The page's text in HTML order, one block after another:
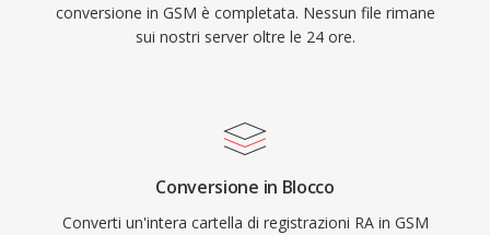
conversione in GSM è completata. Nessun file rimane
sui nostri server oltre le 24 ore.
Conversione in Blocco
Converti un'intera cartella di registrazioni RA in GSM